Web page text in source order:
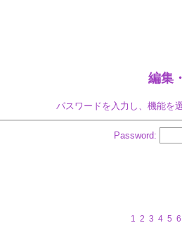
編集
パスワードを入力し、機能を
Password:
1 2 3 4 5 6